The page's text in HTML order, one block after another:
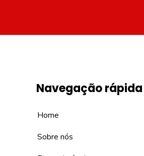
Navegação rápida
Home
Sobre nós